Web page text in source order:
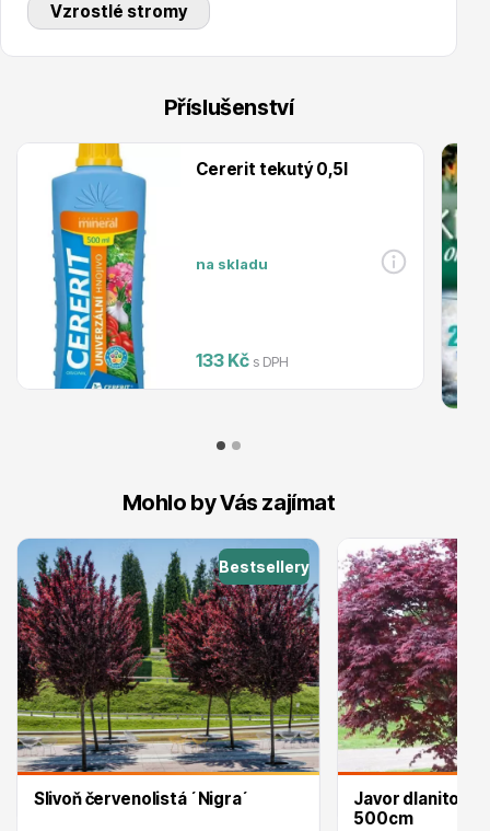
Drobná ovoce
Substráty, hnojiva, kůra
Bylinky do kuchyně
Vzrostlé stromy
Příslušenství
Cererit tekutý 0,5l
na skladu
133 Kč s DPH
Mohlo by Vás zajímat
Bestsellery
Slivoň červenolistá ´Nigra´
Javor
500cm